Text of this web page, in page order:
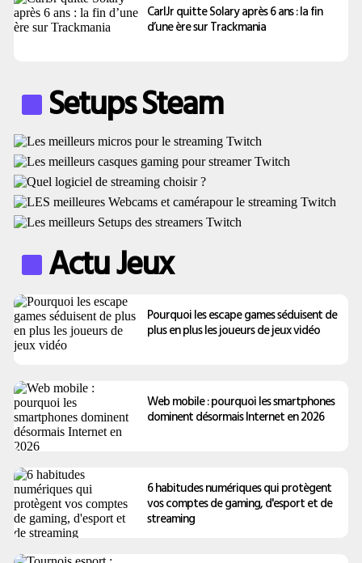
CarlJr quitte Solary après 6 ans : la fin
d’une ère sur Trackmania
Setups Steam
Actu Jeux
Pourquoi les escape games séduisent de
plus en plus les joueurs de jeux vidéo
Web mobile : pourquoi les smartphones
dominent désormais Internet en 2026
6 habitudes numériques qui protègent
vos comptes de gaming, d'esport et de
streaming